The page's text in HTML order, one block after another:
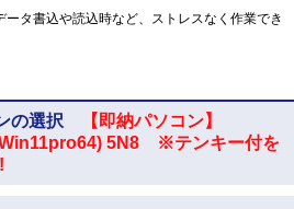
タ書込や読込時など、ストレスなく作業でき
の選択
【即納パソコン】
5N8 ※テンキー付を